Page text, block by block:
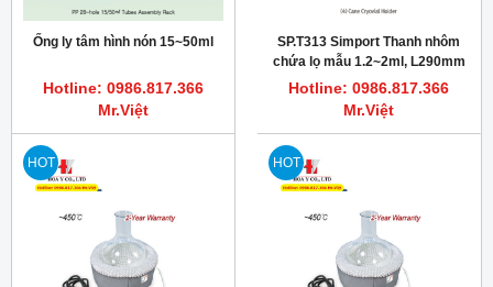
Ống ly tâm hình nón 15~50ml
Hotline: 0986.817.366
Mr.Việt
SP.T313 Simport Thanh nhôm
chứa lọ mẫu 1.2~2ml, L290mm
Hotline: 0986.817.366
Mr.Việt
HOT HOT